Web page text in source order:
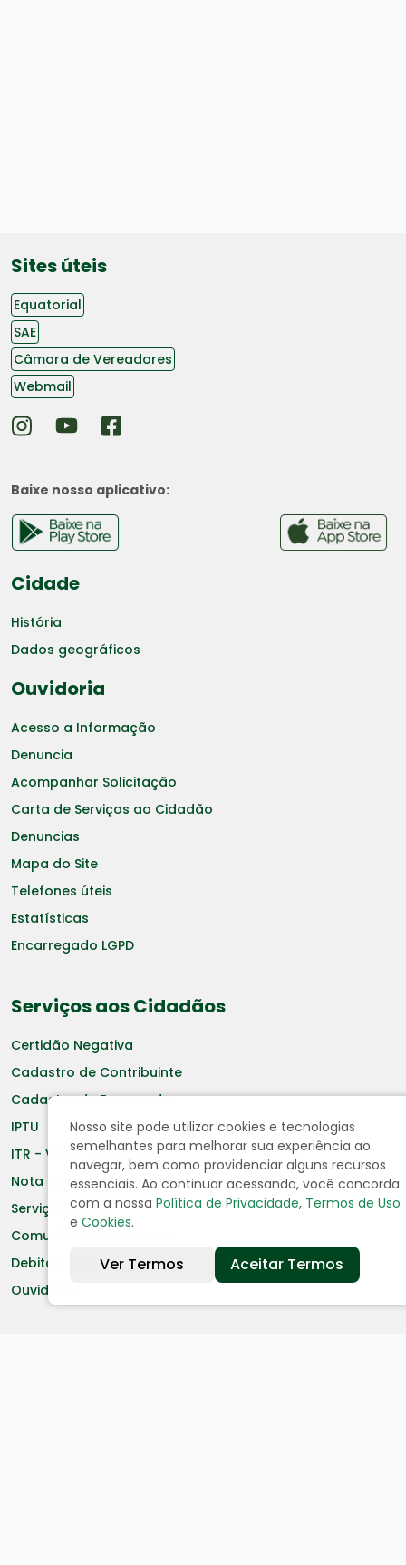
Sites úteis
Equatorial
SAE
Câmara de Vereadores
Webmail
Baixe nosso aplicativo:
Cidade
História
Dados geográficos
Ouvidoria
Acesso a Informação
Denuncia
Acompanhar Solicitação
Carta de Serviços ao Cidadão
Denuncias
Mapa do Site
Telefones úteis
Estatísticas
Encarregado LGPD
Serviços aos Cidadãos
Certidão Negativa
Cadastro de Contribuinte
Cadastro de Fornecedor
IPTU
ITR - Valor Terra Nua
Nota Fiscal
Serviços online
Comunicados e Termos
Debitos Imóveis
Ouvidoria
Nosso site pode utilizar cookies e tecnologias
semelhantes para melhorar sua experiência ao
navegar, bem como providenciar alguns recursos
essenciais. Ao continuar acessando, você concorda
com a nossa Política de Privacidade, Termos de Uso
e Cookies.
Ver Termos Aceitar Termos